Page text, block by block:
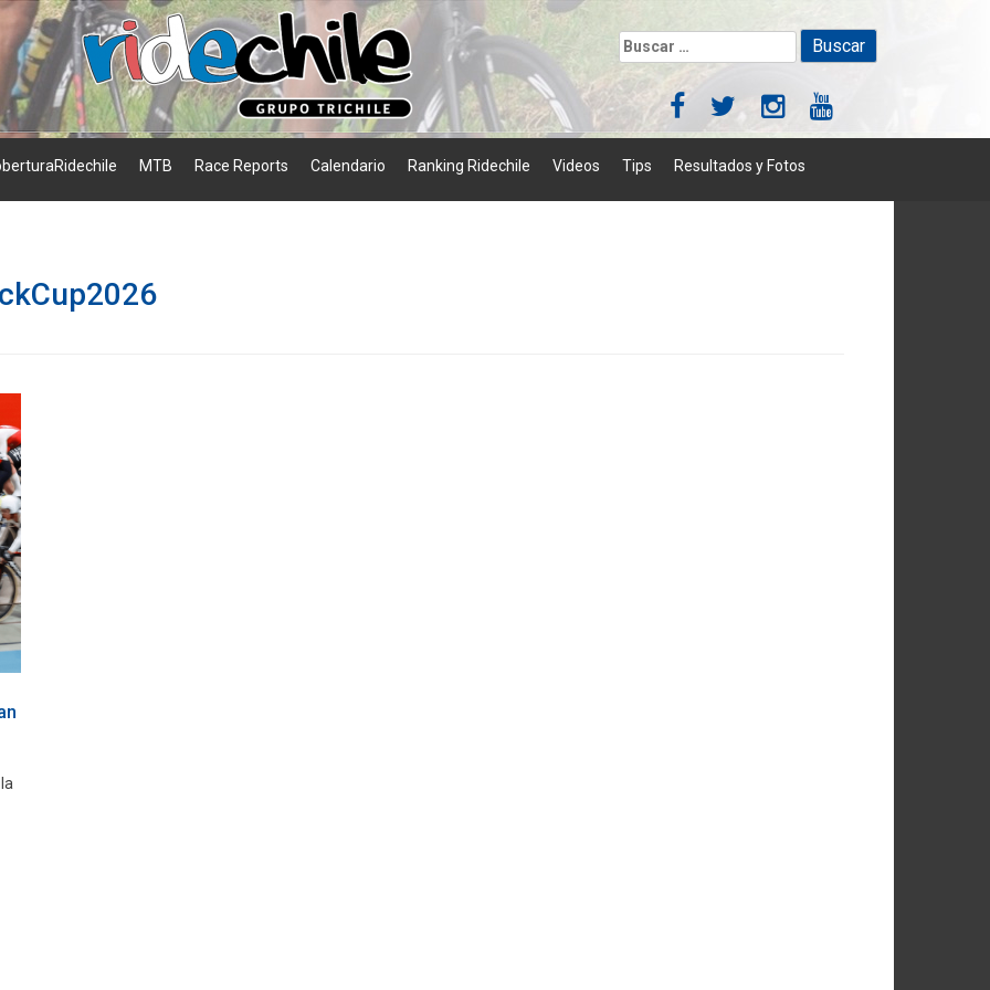
Buscar:
MTB Race Reports Calendario Ranking Ridechile Videos Tips Resultados y Fotos